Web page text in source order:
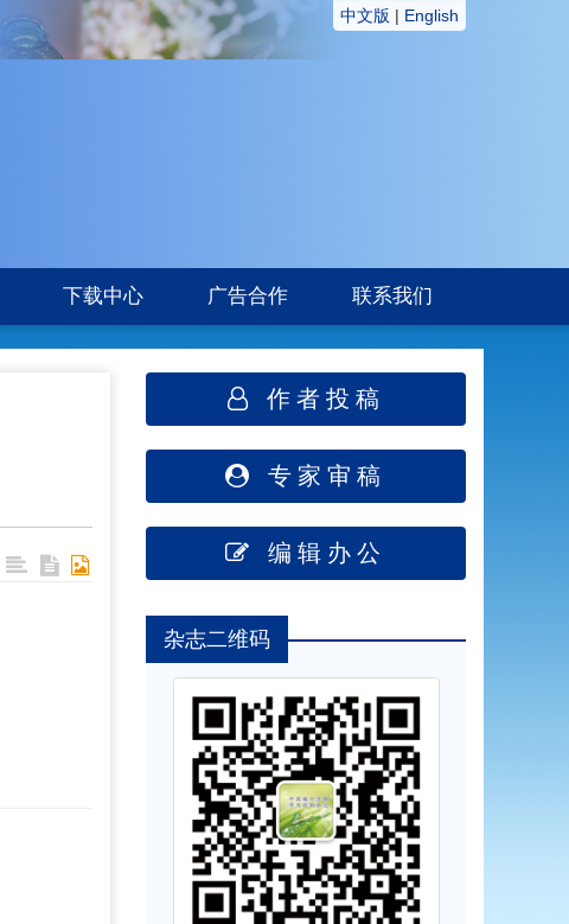
中文版 | English
下载中心 广告合作 联系我们
作者投稿
专家审稿
编辑办公
杂志二维码